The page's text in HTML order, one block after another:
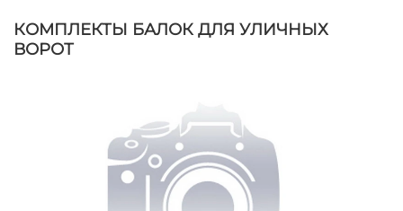
КОМПЛЕКТЫ БАЛОК ДЛЯ УЛИЧНЫХ
ВОРОТ